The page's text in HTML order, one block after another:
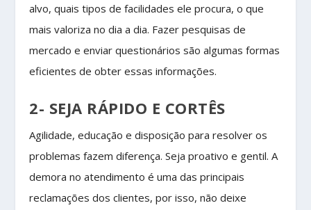
alvo, quais tipos de facilidades ele procura, o que
mais valoriza no dia a dia. Fazer pesquisas de
mercado e enviar questionários são algumas formas
eficientes de obter essas informações.
2- SEJA RÁPIDO E CORTÊS
Agilidade, educação e disposição para resolver os
problemas fazem diferença. Seja proativo e gentil. A
demora no atendimento é uma das principais
reclamações dos clientes, por isso, não deixe